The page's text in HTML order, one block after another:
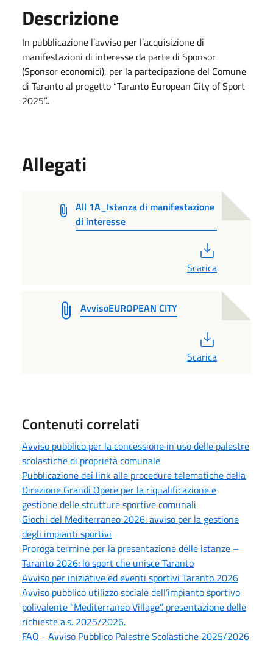
Descrizione
In pubblicazione l’avviso per l’acquisizione di
manifestazioni di interesse da parte di Sponsor
(Sponsor economici), per la partecipazione del Comune
di Taranto al progetto “Taranto European City of Sport
2025”..
Allegati
All 1A_Istanza di manifestazione
di interesse
Scarica
AvvisoEUROPEAN CITY
Scarica
Contenuti correlati
Avviso pubblico per la concessione in uso delle palestre
scolastiche di proprietà comunale
Pubblicazione dei link alle procedure telematiche della
Direzione Grandi Opere per la riqualificazione e
gestione delle strutture sportive comunali
Giochi del Mediterraneo 2026: avviso per la gestione
degli impianti sportivi
Proroga termine per la presentazione delle istanze –
Taranto 2026: lo sport che unisce Taranto
Avviso per iniziative ed eventi sportivi Taranto 2026
Avviso pubblico utilizzo sociale dell’impianto sportivo
polivalente “Mediterraneo Village”. presentazione delle
richieste a.s. 2025/2026.
FAQ - Avviso Pubblico Palestre Scolastiche 2025/2026